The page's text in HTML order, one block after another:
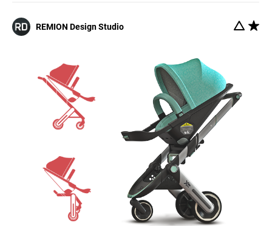
REMION Design Studio